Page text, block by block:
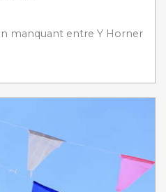
manquant entre Y Horner